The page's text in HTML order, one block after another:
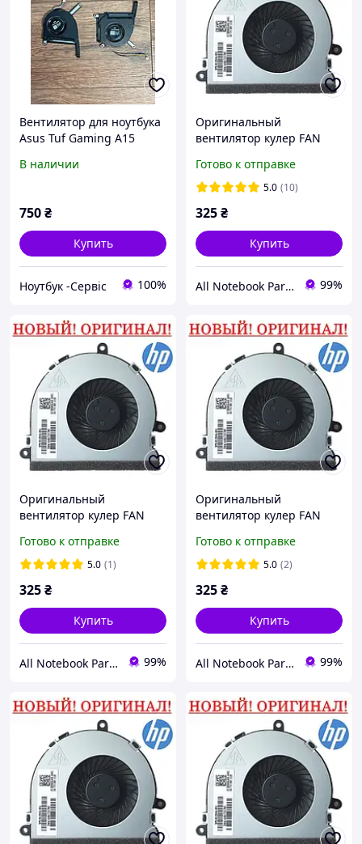
Вентилятор для ноутбука
Asus Tuf Gaming A15
В наличии
750₴
Купить
Ноутбук -Сервic 100%
Оригинальный
вентилятор кулер FAN
001 \ 925012-001 - 4 pin
Готово к отправке
5.0 (10)
325₴
Купить
All Notebook Parts 99%
Оригинальный
вентилятор кулер FAN
255 G4 - 813946-001
Готово к отправке
5.0 (1)
325₴
Купить
All Notebook Parts 99%
Оригинальный
вентилятор кулер FAN
255 G5 - 813946-001
Готово к отправке
5.0 (2)
325₴
Купить
All Notebook Parts 99%